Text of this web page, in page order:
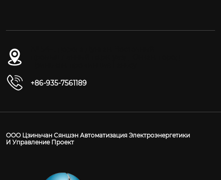
+86-935-7561189
ООО Цзиньчан Сяншэн Автоматизация Электроэнергетики
И Управление Проект